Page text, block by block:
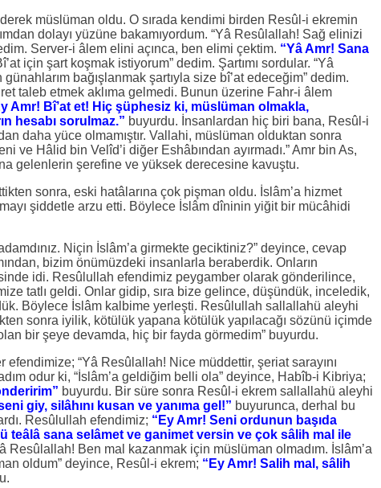
müslüman oldu. O sırada kendimi birden Resûl-i ekremin
dolayı yüzüne bakamıyordum. “Yâ Resûlallah! Sağ elinizi
Server-i âlem elini açınca, ben elimi çektim. “Yâ Amr! Sana
için şart koşmak istiyorum” dedim. Şartımı sordular. “Yâ
bağışlanmak şartıyla size bî’at edeceğim” dedim.
taleb etmek aklıma gelmedi. Bunun üzerine Fahr-i âlem
Amr! Bî’at et! Hiç şüphesiz ki, müslüman olmakla,
hesabı sorulmaz.” buyurdu. İnsanlardan hiç biri bana, Resûl-i
daha yüce olmamıştır. Vallahi, müslüman olduktan sonra
ve Hâlid bin Velîd’i diğer Eshâbından ayırmadı.” Amr bin As,
gelenlerin şerefine ve yüksek derecesine kavuştu.
sonra, eski hatâlarına çok pişman oldu. İslâm’a hizmet
şiddetle arzu etti. Böylece İslâm dîninin yiğit bir mücâhidi
Niçin İslâm’a girmekte geciktiniz?” deyince, cevap
bizim önümüzdeki insanlarla beraberdik. Onların
idi. Resûlullah efendimiz peygamber olarak gönderilince,
tatlı geldi. Onlar gidip, sıra bize gelince, düşündük, inceledik,
Böylece İslâm kalbime yerleşti. Resûlullah sallallahü aleyhi
sonra iyilik, kötülük yapana kötülük yapılacağı sözünü içimde
bir şeye devamda, hiç bir fayda görmedim” buyurdu.
efendimize; “Yâ Resûlallah! Nice müddettir, şeriat sarayını
odur ki, “İslâm’a geldiğim belli ola” deyince, Habîb-i Kibriya;
buyurdu. Bir süre sonra Resûl-i ekrem sallallahü aleyhi
giy, silâhını kusan ve yanıma gel!” buyurunca, derhal bu
Resûlullah efendimiz; “Ey Amr! Seni ordunun başıda
teâlâ sana selâmet ve ganimet versin ve çok sâlih mal ile
Resûlallah! Ben mal kazanmak için müslüman olmadım. İslâm’a
oldum” deyince, Resûl-i ekrem; “Ey Amr! Salih mal, sâlih